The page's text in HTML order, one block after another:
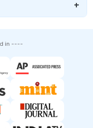
+
in ----